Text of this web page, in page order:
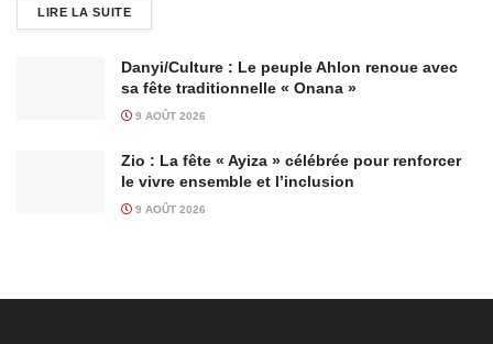
LIRE LA SUITE
Danyi/Culture : Le peuple Ahlon renoue avec
sa fête traditionnelle « Onana »
9 AOÛT 2026
Zio : La fête « Ayiza » célébrée pour renforcer
le vivre ensemble et l’inclusion
9 AOÛT 2026